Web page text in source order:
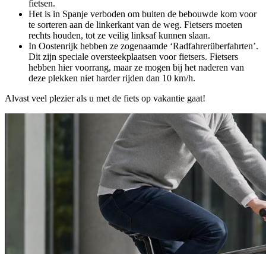
fietsen.
Het is in Spanje verboden om buiten de bebouwde kom voor
te sorteren aan de linkerkant van de weg. Fietsers moeten
rechts houden, tot ze veilig linksaf kunnen slaan.
In Oostenrijk hebben ze zogenaamde ‘Radfahrerüberfahrten’.
Dit zijn speciale oversteekplaatsen voor fietsers. Fietsers
hebben hier voorrang, maar ze mogen bij het naderen van
deze plekken niet harder rijden dan 10 km/h.
Alvast veel plezier als u met de fiets op vakantie gaat!